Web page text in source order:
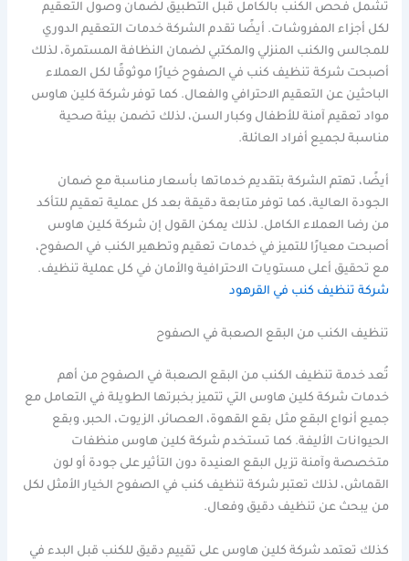
تشمل فحص الكنب بالكامل قبل التطبيق لضمان وصول التعقيم
لكل أجزاء المفروشات. أيضًا تقدم الشركة خدمات التعقيم الدوري
للمجالس والكنب المنزلي والمكتبي لضمان النظافة المستمرة، لذلك
أصبحت شركة تنظيف كنب في الصفوح خيارًا موثوقًا لكل العملاء
الباحثين عن التعقيم الاحترافي والفعال. كما توفر شركة كلين هاوس
مواد تعقيم آمنة للأطفال وكبار السن، لذلك تضمن بيئة صحية
مناسبة لجميع أفراد العائلة.
أيضًا، تهتم الشركة بتقديم خدماتها بأسعار مناسبة مع ضمان
الجودة العالية، كما توفر متابعة دقيقة بعد كل عملية تعقيم للتأكد
من رضا العملاء الكامل. لذلك يمكن القول إن شركة كلين هاوس
أصبحت معيارًا للتميز في خدمات تعقيم وتطهير الكنب في الصفوح،
مع تحقيق أعلى مستويات الاحترافية والأمان في كل عملية تنظيف.
شركة تنظيف كنب في القرهود
تنظيف الكنب من البقع الصعبة في الصفوح
تُعد خدمة تنظيف الكنب من البقع الصعبة في الصفوح من أهم
خدمات شركة كلين هاوس التي تتميز بخبرتها الطويلة في التعامل مع
جميع أنواع البقع مثل بقع القهوة، العصائر، الزيوت، الحبر، وبقع
الحيوانات الأليفة. كما تستخدم شركة كلين هاوس منظفات
متخصصة وآمنة تزيل البقع العنيدة دون التأثير على جودة أو لون
القماش، لذلك تعتبر شركة تنظيف كنب في الصفوح الخيار الأمثل لكل
من يبحث عن تنظيف دقيق وفعال.
كذلك تعتمد شركة كلين هاوس على تقييم دقيق للكنب قبل البدء في